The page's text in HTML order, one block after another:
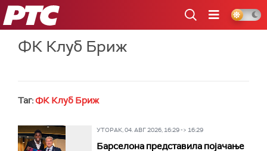
РТС
ФК Клуб Бриж
Таг:ФК Клуб Бриж
УТОРАК, 04. АВГ 2026, 16:29 -> 16:29
Барселона представила појачање